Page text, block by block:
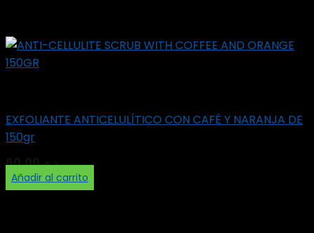
EXFOLIANTE ANTICELULÍTICO CON CAFÉ Y NARANJA DE
150gr
د.م.60,00
Añadir al carrito